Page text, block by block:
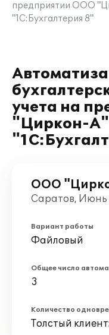
предприятии ООО
"1С:Бухгалтерия 8"
учета на
"Циркон-
ООО
Саратов, Июнь
Вариант работы
Файловый
Общее число
3
Количество
Толстый